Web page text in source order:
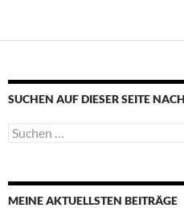
SUCHEN AUF DIESER SEITE
Suche
nach:
MEINE AKTUELLSTEN BEITRÄGE